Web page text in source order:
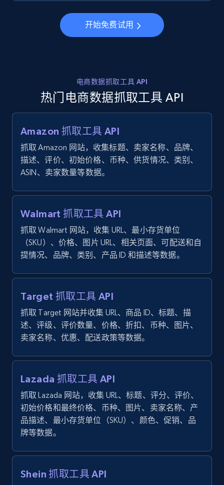
Home Depot US - Discover products by
specified UPC
2.1K+ 355+ 注册使用
Home Depot US - Discovery products by
specific category URL
URL, Domain, Country code, Model number,
Sku, Product id, Product name, Manufacturer,
2.1K+ 355+ 注册使用
Amazon products global dataset
Title, Seller name, Brand, Description, Initial
price, Currency, Availability, Reviews count, and
more.
2.1K+ 375+
Amazon products global dataset - Collects
products by specific category URL
Title, Seller name, Brand, Description, Initial
price, Currency, Availability, Reviews count, and
more.
开始免费试用
电商数据抓取工具 API
热门电商数据抓取工具 API
Amazon 抓取工具 API
抓取 Amazon 网站，收集标题、卖家名称、品牌、
描述、评价、初始价格、币种、供货情况、类别、
ASIN、卖家数量等数据。
Walmart 抓取工具 API
抓取 Walmart 网站，收集 URL、最小存货单位
（SKU）、价格、图片 URL、相关页面、可配送和自
提情况、品牌、类别、产品 ID 和描述等数据。
Target 抓取工具 API
抓取 Target 网站并收集 URL、商品 ID、标题、描
述、评级、评价数量、价格、折扣、币种、图片、
卖家名称、优惠、配送政策等数据。
Lazada 抓取工具 API
抓取 Lazada 网站，收集 URL、标题、评分、评价、
初始价格和最终价格、币种、图片、卖家名称、产
品描述、最小存货单位（SKU）、颜色、促销、品
牌等数据。
Shein 抓取工具 API